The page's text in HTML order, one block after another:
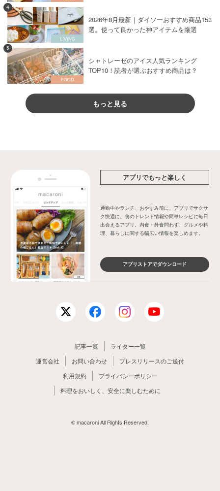
4
2026年8月最新｜ダイソーおすすめ商品153
選。使って良かった神アイテムを厳選
5
シャトレーゼのアイス人気ランキング
TOP10！読者が選ぶおすすめ商品は？
もっと見る
アプリでもっと楽しく
通勤中やランチ、おやすみ前に、アプリでサクサ
ク快適に。食のトレンド情報や簡単レシピに毎日
出会えるアプリ。内食・外食問わず、グルメや料
理、暮らしに関する幅広い情報を楽しめます。
アプリストアでダウンロード
記事一覧
ライター一覧
運営会社
お問い合わせ
プレスリリースのご送付
利用規約
プライバシーポリシー
料理をおいしく、安全に楽しむために
© macaroni All Rights Reserved.